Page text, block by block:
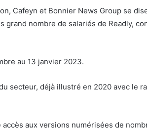
Cafeyn et Bonnier News Group se
nombre de salariés de Readly,
au 13 janvier 2023.
secteur, déjà illustré en 2020 avec le
aux versions numérisées de